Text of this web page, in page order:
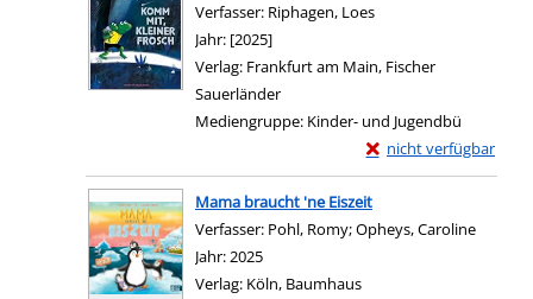
Verfasser: Riphagen, Loes
Jahr: [2025]
Verlag: Frankfurt am Main, Fischer
Sauerländer
Mediengruppe: Kinder- und Jugendbü
nicht verfügbar
Exemplar-Details von
Zum Download von
Mama braucht 'ne Eiszeit
Verfasser: Pohl, Romy;Opheys, Caroline
Jahr:2025
Verlag: Köln, Baumhaus